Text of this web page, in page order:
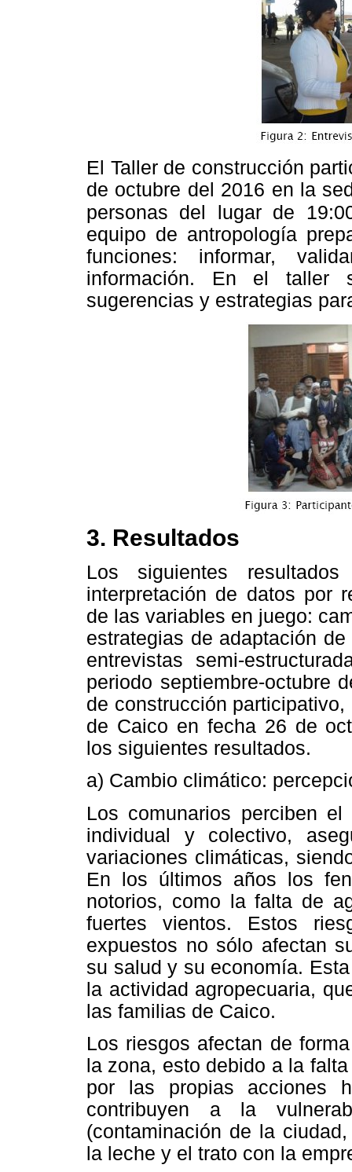
El Taller de construcción
de octubre del 2016 en la
personas del lugar de
equipo de antropología
funciones: informar,
información. En el taller
sugerencias y estrategias
3. Resultados
Los siguientes
interpretación de datos por
de las variables en juego:
estrategias de adaptación
entrevistas semi-
periodo septiembre-octubre
de construcción
de Caico en fecha 26 de
los siguientes resultados.
a) Cambio climático:
Los comunarios perciben
individual y colectivo,
variaciones climáticas,
En los últimos años los
notorios, como la falta de
fuertes vientos. Estos
expuestos no sólo afectan
su salud y su economía.
la actividad agropecuaria,
las familias de Caico.
Los riesgos afectan de
la zona, esto debido a la
por las propias acciones
contribuyen a la
(contaminación de la
la leche y el trato con la